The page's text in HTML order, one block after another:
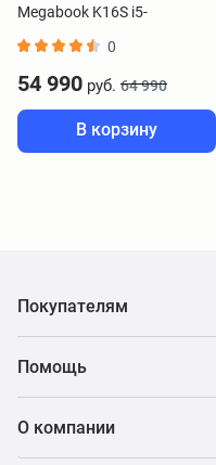
Megabook K16S i5-
SSD/W11H серый
0
54 990 руб. 64 990
В корзину
Покупателям
Помощь
О компании